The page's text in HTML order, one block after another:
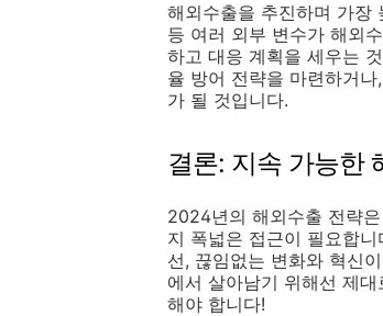
해외수출을 추진하며 가장
등 여러 외부 변수가 해외
하고 대응 계획을 세우는
율 방어 전략을 마련하거
가 될 것입니다.
결론: 지속 가능한
2024년의 해외수출 전략
지 폭넓은 접근이 필요합
선, 끊임없는 변화와 혁신
에서 살아남기 위해선 제
해야 합니다!